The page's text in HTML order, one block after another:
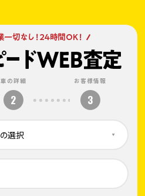
車の詳細
2
お客様情報
3